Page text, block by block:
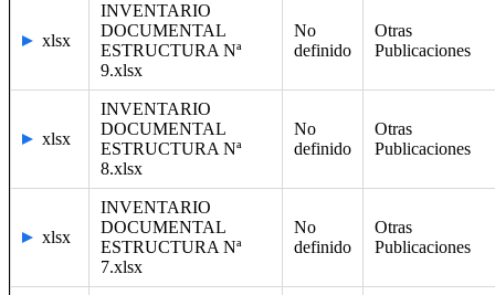
xlsx
INVENTARIO
DOCUMENTAL
ESTRUCTURA Nª
9.xlsx
No
definido
Otras
Publicaciones
xlsx
INVENTARIO
DOCUMENTAL
ESTRUCTURA Nª
8.xlsx
No
definido
Otras
Publicaciones
xlsx
INVENTARIO
DOCUMENTAL
ESTRUCTURA Nª
7.xlsx
No
definido
Otras
Publicaciones